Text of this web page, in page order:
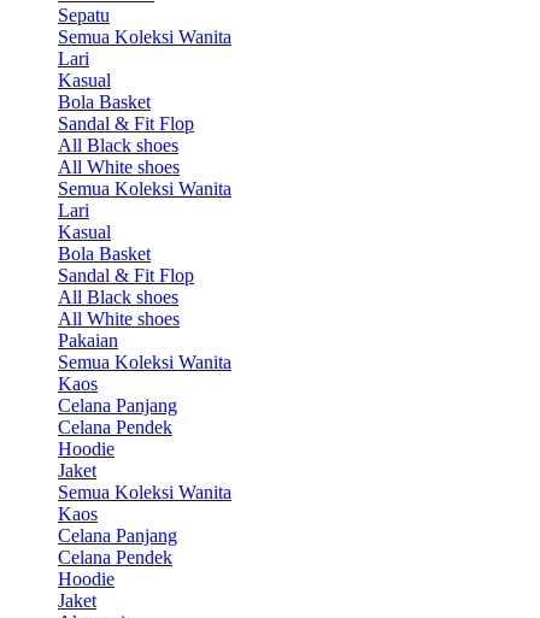
Sepatu
Semua Koleksi Wanita
Lari
Kasual
Bola Basket
Sandal & Fit Flop
All Black shoes
All White shoes
Semua Koleksi Wanita
Lari
Kasual
Bola Basket
Sandal & Fit Flop
All Black shoes
All White shoes
Pakaian
Semua Koleksi Wanita
Kaos
Celana Panjang
Celana Pendek
Hoodie
Jaket
Semua Koleksi Wanita
Kaos
Celana Panjang
Celana Pendek
Hoodie
Jaket